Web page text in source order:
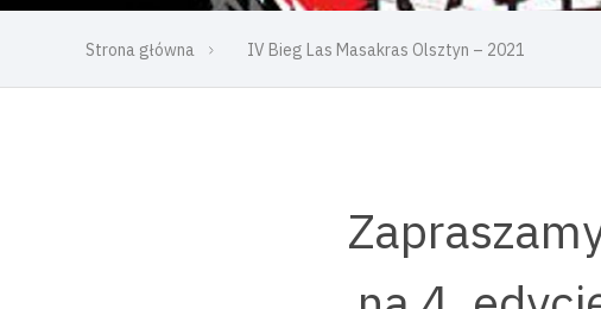
Strona główna IV Bieg Las Masakras Olsztyn – 2021